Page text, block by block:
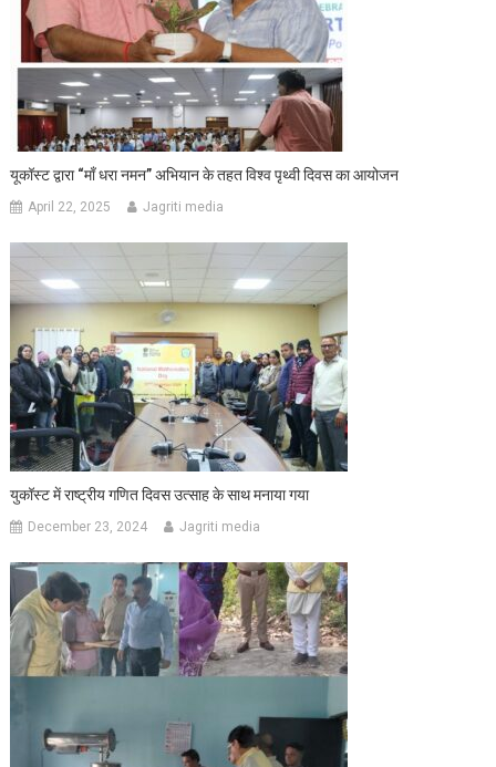
यूकॉस्ट द्वारा “माँ धरा नमन” अभियान के तहत विश्व पृथ्वी दिवस का आयोजन
April 22, 2025 Jagriti media
युकॉस्ट में राष्ट्रीय गणित दिवस उत्साह के साथ मनाया गया
December 23, 2024 Jagriti media